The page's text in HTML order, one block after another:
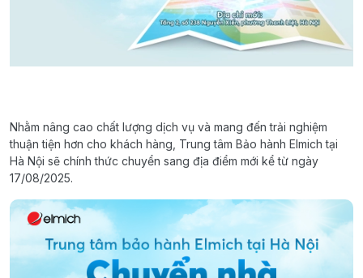
Nhằm nâng cao chất lượng dịch vụ và mang đến trải nghiệm
thuận tiện hơn cho khách hàng, Trung tâm Bảo hành Elmich tại
Hà Nội sẽ chính thức chuyển sang địa điểm mới kể từ ngày
17/08/2025.